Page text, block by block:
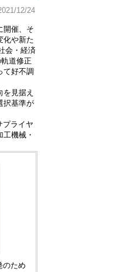
12/24
開催、そ
化や新た
会・経済
道修正
て好不調
見据え
択基準が
プライヤ
機械・
のため